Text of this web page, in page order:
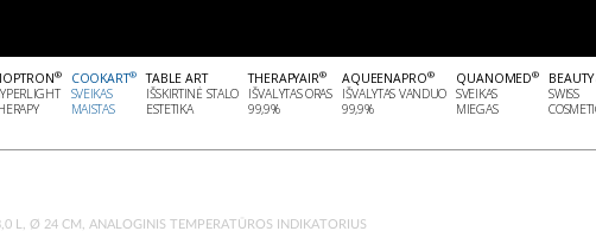
® COOKART®
SVEIKAS
MAISTAS
TABLE ART
IŠSKIRTINĖ STALO
ESTETIKA
THERAPYAIR®
IŠVALYTAS ORAS
99,9%
AQUEENAPRO®
IŠVALYTAS VANDUO
99,9%
QUANOMED®
SVEIKAS
MIEGAS
SWISS
L, Ø 24 CM, ANALOGINIS TEMPERATŪROS INDIKATORIUS